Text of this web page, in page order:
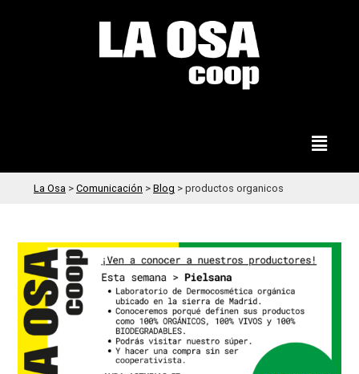
La Osa > Comunicación > Blog > productos organicos